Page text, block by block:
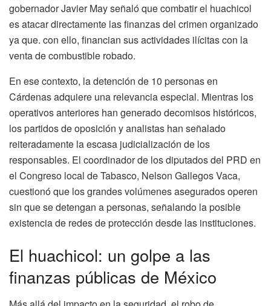
gobernador Javier May señaló que combatir el huachicol
es atacar directamente las finanzas del crimen organizado
ya que. con ello, financian sus actividades ilícitas con la
venta de combustible robado.
En ese contexto, la detención de 10 personas en
Cárdenas adquiere una relevancia especial. Mientras los
operativos anteriores han generado decomisos históricos,
los partidos de oposición y analistas han señalado
reiteradamente la escasa judicialización de los
responsables. El coordinador de los diputados del PRD en
el Congreso local de Tabasco, Nelson Gallegos Vaca,
cuestionó que los grandes volúmenes asegurados operen
sin que se detengan a personas, señalando la posible
existencia de redes de protección desde las instituciones.
El huachicol: un golpe a las
finanzas públicas de México